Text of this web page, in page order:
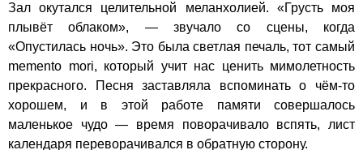
Зал окутался целительной меланхолией. «Грусть моя
плывёт облаком», — звучало со сцены, когда
«Опустилась ночь». Это была светлая печаль, тот самый
memento mori, который учит нас ценить мимолетность
прекрасного. Песня заставляла вспоминать о чём-то
хорошем, и в этой работе памяти совершалось
маленькое чудо — время поворачивало вспять, лист
календаря переворачивался в обратную сторону.